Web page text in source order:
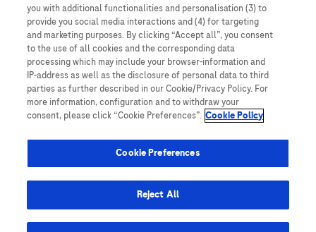
Roche har ikke alltid mulighet til å kvalitetssikre andres innlegg, men
vil fjerne villedende eller upassende innlegg så langt det lar seg gjøre.
Vi har ikke ansvar for innhold på eksterne nettsider som det lenkes til.
Kopiering av materiale fra dette nettstedet for bruk annet sted er ikke
tillatt uten avtale. Nettstedet selger plass til annonsører, og slikt
innhold er merket.
Dette nettstedet er ikke beregnet for å rapportere bivirkninger eller
hendelse, se www.accu-chek.no.
© 2025, Roche. Alle rettigheter forbeholdt.
Roche Diagnostics Norge AS • Brynsengfaret 6B, Postboks 6610
Etterstad, 0607 • E-post: no.accuchek@roche.com • Telefon: 21 400
100 • www.accu-chek.no
you with additional functionalities and personalisation (3) to
provide you social media interactions and (4) for targeting
and marketing purposes. By clicking “Accept all”, you consent
to the use of all cookies and the corresponding data
processing which may include your browser-information and
IP-address as well as the disclosure of personal data to third
parties as further described in our Cookie/Privacy Policy. For
more information, configuration and to withdraw your
consent, please click “Cookie Preferences”. Cookie Policy
Cookie Preferences
Reject All